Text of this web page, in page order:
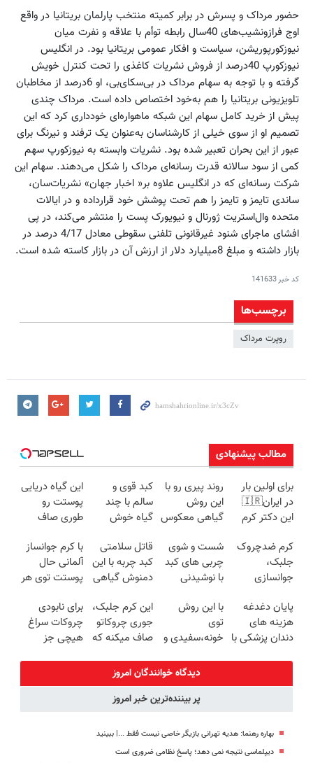
حضور مرداک و پسرش در برابر کمیته منتخب پارلمان بریتانیا در واقع
اوج فرازونشیب‌های 40سال رابطه توأم با علاقه و نفرت میان
نیوزکورپوریشن، سیاست و افکار عمومی بریتانیا بود. در انگلیس
نیوزکورپ 40درصد از فروش نشریات کاغذی را تحت کنترل خویش
گرفته و با توجه به سهام مرداک در بی‌سکای‌بی، او 6درصد از مخاطبان
تلویزیونی بریتانیا را هم به‌خود اختصاص داده است. مرداک چندی
پیش از خرید کامل سهام این شبکه ماهواره‌ای خودداری کرد که این
تصمیم او از سوی خیلی از کارشناسان به‌عنوان یک ترفند و نیرنگ برای
عبور از این بحران تعبیر شده بود. نشریات وابسته به نیوزکورپ سهم
کمی از سود سالانه قدرت رسانه‌ای مرداک را شکل می‌دهند. سهام این
شرکت رسانه‌ای که در انگلیس علاوه بر« اخبار جهان» نشریات‌سان،
ساندی تایمز و تایمز را هم تحت پوشش خود قرارداده و در ایالات
متحده وال‌استریت ژورنال و نیویورک پست را منتشر می‌کند، در پی
افشای ماجرای شنود غیرقانونی تلفنی سقوطی معادل 4/17 درصد در
بازار داشته و مبلغ 8‌میلیارد دلار از ارزش آن در بازار کاسته شده است.
کد خبر141633
برچسب‌ها
روپرت مرداک
مطالب پیشنهادی
برای اولین بار
در ایران🇮🇷
این دکتر کرم
روزه ساخت!
روند پیری رو با
این روش
گیاهی معکوس
کبد قوی و
سالم با چند
گیاه خوش
این گیاه دریایی
پوستت رو
طوری صاف
20سال جوون
شدی🔥
کرم ضدچروک
جلبک،
جوانسازی
شما40%تخفیف
شست و شوی
چربی های کبد
با نوشیدنی
قاتل سلامتی
کبد چربه با این
دمنوش گیاهی
با کرم جوانساز
آلمانی حال
پوستت توی هر
خوبه۴۵٪تخفیف
پایان دغدغه
هزینه های
دندان پزشکی با
با این روش
توی
خونه،سفیدی و
برگردون
(40%off)
این کرم جلبک،
جوری چروکاتو
صاف میکنه که
کردی!(تخفیف
ویژه)
برای نابودی
چروکات سراغ
هیچی جز
دیدگاه خوانندگان امروز
پر بیننده‌ترین خبر امروز
بهاره رهنما: هدیه تهرانی بازیگر خاصی نیست فقط ...|‌ ببینید
دیپلماسی نتیجه‌ نمی دهد؛ پاسخ نظامی ضروری است